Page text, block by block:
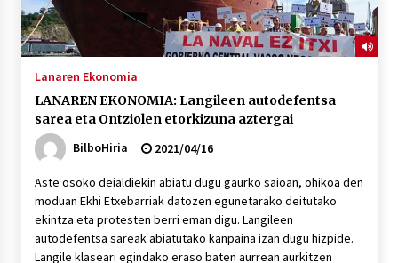
Lanaren Ekonomia
LANAREN EKONOMIA: Langileen autodefentsa
sarea eta Ontziolen etorkizuna aztergai
BilboHiria
2021/04/16
Aste osoko deialdiekin abiatu dugu gaurko saioan, ohikoa den
moduan Ekhi Etxebarriak datozen egunetarako deitutako
ekintza eta protesten berri eman digu. Langileen
autodefentsa sareak abiatutako kanpaina izan dugu hizpide.
Langile klaseari egindako eraso baten aurrean aurkitzen